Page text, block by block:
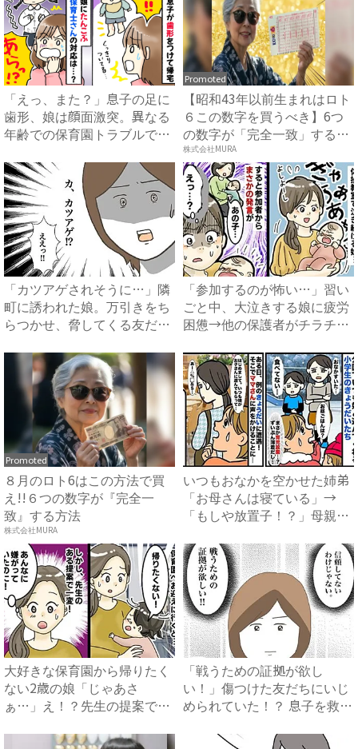
「えっ、また？」息子の足に
歯形、娘は顔面激突。異なる
年齢での保育園トラブルで見
Promoted
【昭和43年以前生まれはロト
６この数字を買うべき】6つ
の数字が「完全一致」する
方...
株式会社MURA
「カツアゲされそうに…」隣
町に誘われた娘。万引きをち
らつかせ、脅してくる友だち
「参加するのが怖い…」習い
ごと中、大泣きする娘に疲労
困憊→他の保護者がチラチ
Promoted
８月のロト6はこの方法で買
え!!６つの数字が『完全一
致』する方法
株式会社MURA
いつもおなかを空かせた姉弟
「お母さんは寝ている」→
「もしや放置子！？」母親ら
大好きな保育園から帰りたく
ない2歳の娘「じゃあさ
ぁ…」え！？先生の提案でス
「戦うための証拠が欲し
い！」傷つけた友だちにいじ
められていた！？ 息子を救う